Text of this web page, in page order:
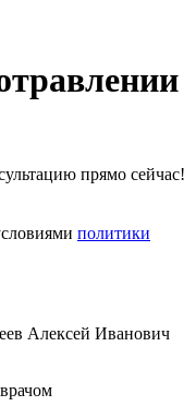
прямо сейчас!
политики
Алексей Иванович